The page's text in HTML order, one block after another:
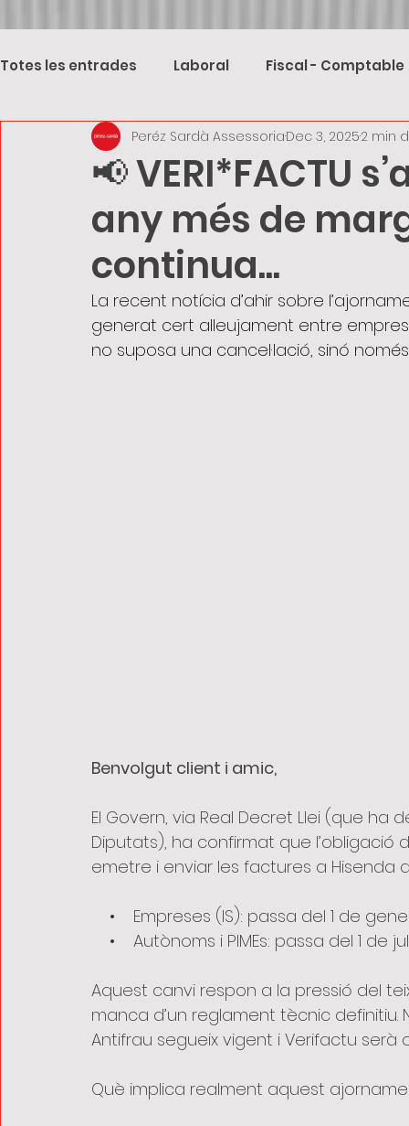
Totes les entrades Laboral Fiscal - Comptable
📢 VERI*FACTU
any més de
continua...
Peréz Sardà AssessoriaDec 3, 20252 min
La recent notícia d’ahir sobre
generat cert alleujament entre
no suposa una cancel·lació, sinó
Benvolgut client i amic,
El Govern, via Real Decret Llei (que
Diputats), ha confirmat que
emetre i enviar les factures a Hisenda
•    Empreses (IS): passa del 1 de
•    Autònoms i PIMEs: passa del 1 de
Aquest canvi respon a la pressió del
manca d’un reglament tècnic
Antifrau segueix vigent i Verifactu serà
Què implica realment aquest